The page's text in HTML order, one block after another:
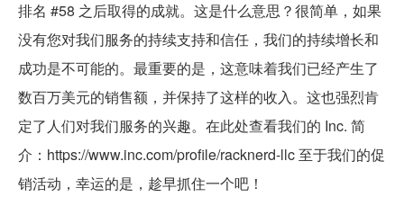
排名 #58 之后取得的成就。这是什么意思？很简单，如果
没有您对我们服务的持续支持和信任，我们的持续增长和
成功是不可能的。最重要的是，这意味着我们已经产生了
数百万美元的销售额，并保持了这样的收入。这也强烈肯
定了人们对我们服务的兴趣。在此处查看我们的 Inc. 简
介：https://www.inc.com/profile/racknerd-llc 至于我们的促
销活动，幸运的是，趁早抓住一个吧！